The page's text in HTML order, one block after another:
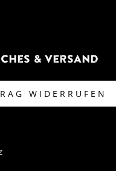
& Versand
WIDERRUFEN